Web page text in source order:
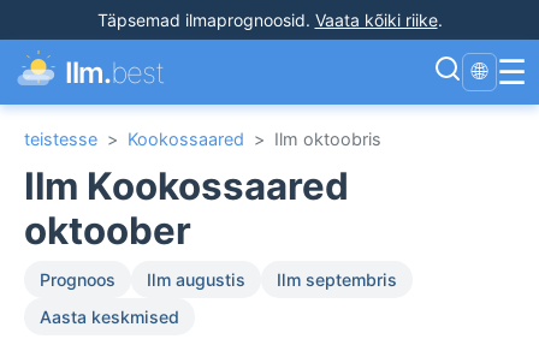
Täpsemad ilmaprognoosid. Vaata kõiki riike.
Ilm.best 🌐 ☰
teistesse > Kookossaared > Ilm oktoobris
Ilm Kookossaared
oktoober
Prognoos Ilm augustis
Ilm septembris
Aasta keskmised